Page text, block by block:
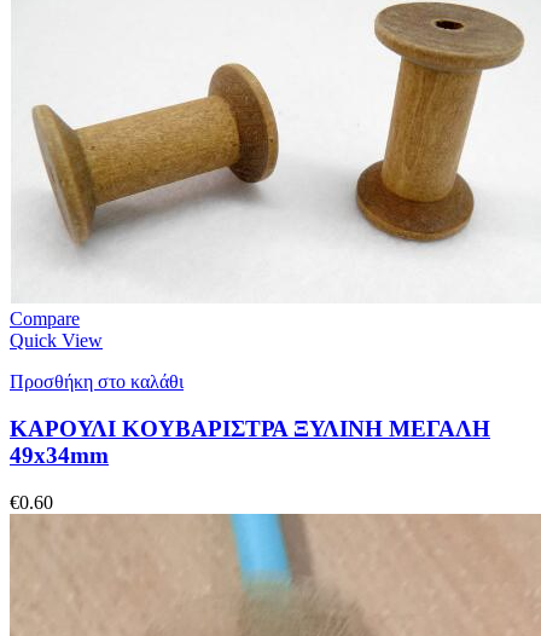
Compare
Quick View
Προσθήκη στο καλάθι
ΚΑΡΟΥΛΙ KOYBAΡΙΣΤΡΑ ΞΥΛΙΝΗ ΜΕΓΑΛΗ
49x34mm
€0.60